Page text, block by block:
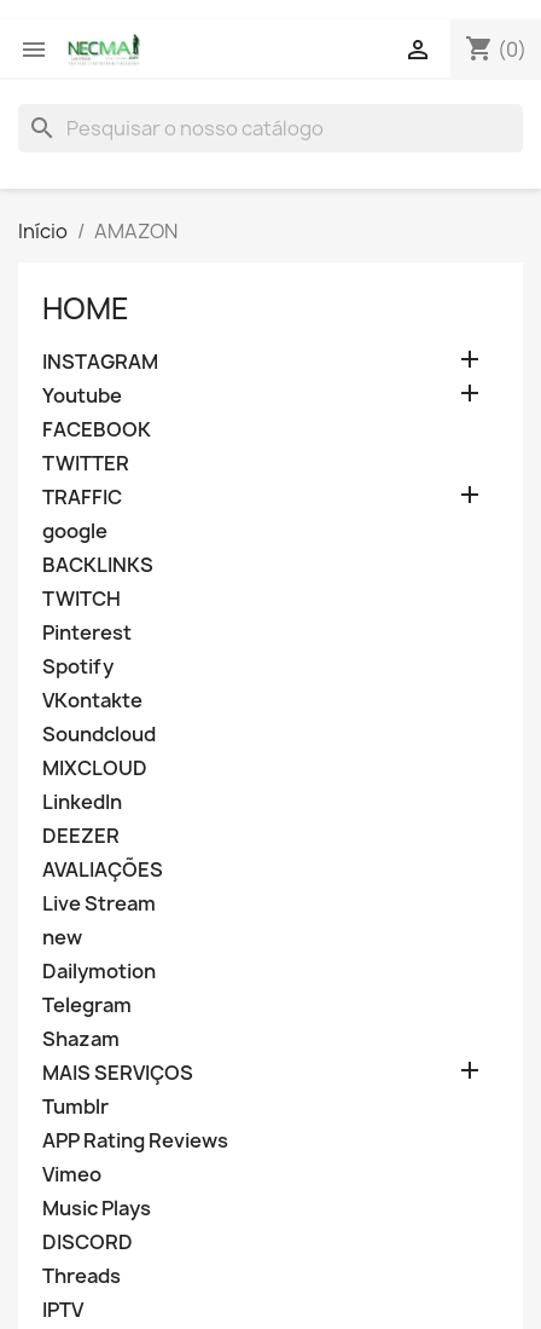
 shopping_cart (0)

search
Início AMAZON
HOME
INSTAGRAM 
Youtube 
FACEBOOK
TWITTER
TRAFFIC

google
BACKLINKS
TWITCH
Pinterest
Spotify
VKontakte
Soundcloud
MIXCLOUD
LinkedIn
DEEZER
AVALIAÇÕES
Live Stream
new
Dailymotion
Telegram
Shazam
MAIS SERVIÇOS

Tumblr
APP Rating Reviews
Vimeo
Music Plays
DISCORD
Threads
IPTV